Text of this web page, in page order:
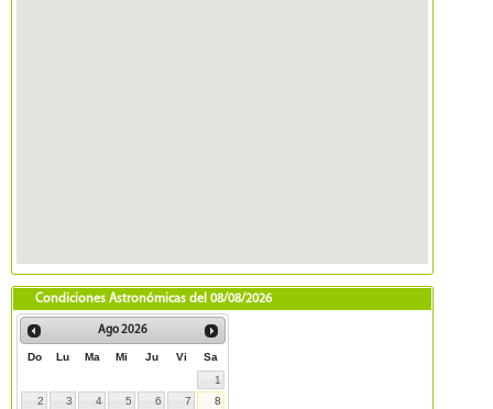
Condiciones Astronómicas del 08/08/2026
Ago2026
Do Lu Ma Mi Ju Vi
Sa
1
2
3 4 5 6 7
8